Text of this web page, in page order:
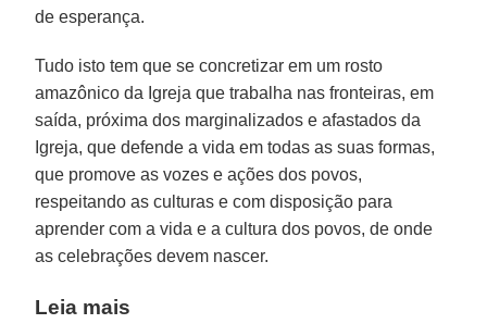
de esperança.
Tudo isto tem que se concretizar em um rosto
amazônico da Igreja que trabalha nas fronteiras, em
saída, próxima dos marginalizados e afastados da
Igreja, que defende a vida em todas as suas formas,
que promove as vozes e ações dos povos,
respeitando as culturas e com disposição para
aprender com a vida e a cultura dos povos, de onde
as celebrações devem nascer.
Leia mais